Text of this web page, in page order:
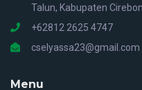
Talun, Kabupaten
+62812 2625 4747
cselyassa23@gmail.com
Menu